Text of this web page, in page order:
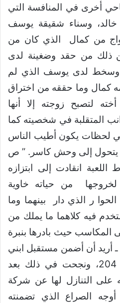
أخرى في المنافسة التي
وسناء شقيقة يوسف
من كمال الذي كان من
ذلك من حقد وضغينة لدى
وسخط لدى يوسف الذي لم
كمال وما حققه من اختراق
لتصبح زوجته إلا أنها
المتقلبة في شخصيته كما
لحظات يكون أطيب الناس
يتحول إلى وحش كاسر. ” ص
اللعبة انقادت إلى ابتزازه
لخروجها من حياته خاوية
ر الذي دار بينهما وما
فيه كلاهما ما يملك من
المكاسب حيث بادرها بنبرة
ـ أريد أن أضمن مستقبل ابني
لم أعد أثق فيك. ” ص 204، ونجحت في ذلك بعد
التنازل لها عن شركة
أوجه الصراع الذي تضمنته